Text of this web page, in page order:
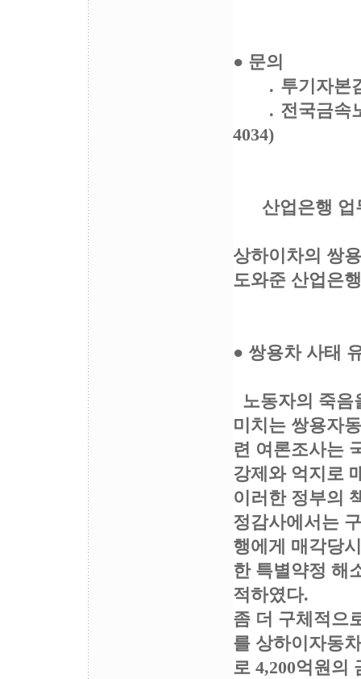
● 문의
․ 투기자본감
․ 전국금속노
4034)
산업은행 업
상하이차의 쌍
도와준 산업은
● 쌍용차 사태
노동자의 죽음
미치는 쌍용자
련 여론조사는
강제와 억지로
이러한 정부의
정감사에서는
행에게 매각당
한 특별약정 해
적하였다.
좀 더 구체적으
를 상하이자동
로 4,200억원의